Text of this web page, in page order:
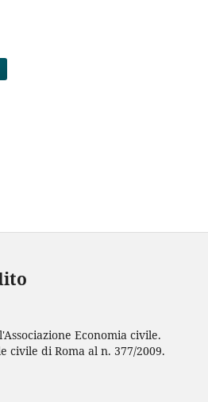
Economia civile.
civile di Roma al n. 377/2009.